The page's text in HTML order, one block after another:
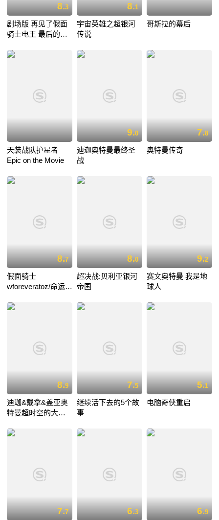
8.3
剧场版 再见了假面
骑士电王 最后的倒
8.1
宇宙英雄之超银河
传说
哥斯拉的幕后
天装战队护星者
Epic on the Movie
9.0
迪迦奥特曼最终圣
战
7.8
奥特曼传奇
8.7
假面骑士
wforeveratoz/命运的
8.0
超决战:贝利亚银河
帝国
9.2
赛文奥特曼 我是地
球人
8.9
迪迦&戴拿&盖亚奥
特曼超时空的大决
7.5
继续活下去的5个故
事
5.1
电脑奇侠重启
7.7 6.3 6.9